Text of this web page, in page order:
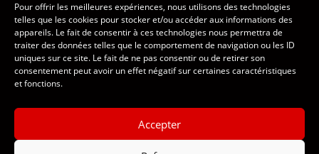
Pour offrir les meilleures expériences, nous utilisons des technologies
telles que les cookies pour stocker et/ou accéder aux informations des
appareils. Le fait de consentir à ces technologies nous permettra de
traiter des données telles que le comportement de navigation ou les ID
uniques sur ce site. Le fait de ne pas consentir ou de retirer son
consentement peut avoir un effet négatif sur certaines caractéristiques
et fonctions.
Accepter
Accueil
Le club
Sponsors
Contact